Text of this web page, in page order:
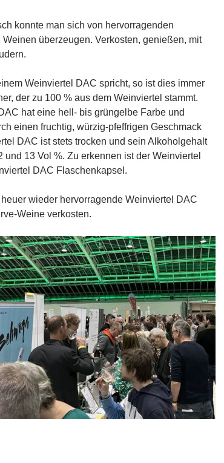
konnte man sich von hervorragenden
überzeugen. Verkosten, genießen, mit
Weinviertel DAC spricht, so ist dies immer
der zu 100 % aus dem Weinviertel stammt.
hat eine hell- bis grüngelbe Farbe und
einen fruchtig, würzig-pfeffrigen Geschmack
DAC ist stets trocken und sein Alkoholgehalt
und 13 Vol %. Zu erkennen ist der Weinviertel
DAC Flaschenkapsel.
wieder hervorragende Weinviertel DAC
Weine verkosten.